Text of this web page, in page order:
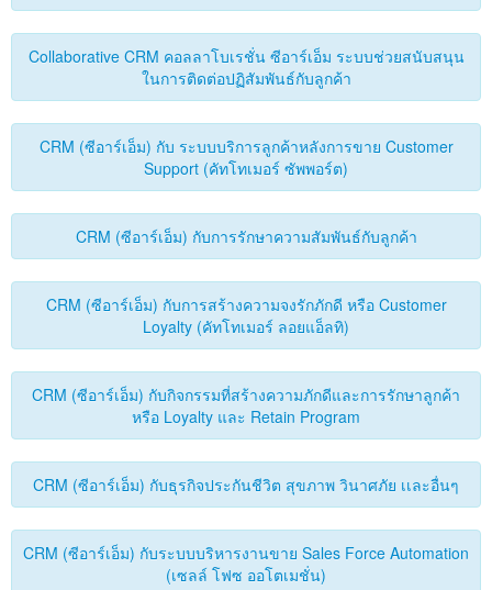
Collaborative CRM คอลลาโบเรชั่น ซีอาร์เอ็ม ระบบช่วยสนับสนุน
ในการติดต่อปฏิสัมพันธ์กับลูกค้า
CRM (ซีอาร์เอ็ม) กับ ระบบบริการลูกค้าหลังการขาย Customer
Support (คัทโทเมอร์ ซัพพอร์ต)
CRM (ซีอาร์เอ็ม) กับการรักษาความสัมพันธ์กับลูกค้า
CRM (ซีอาร์เอ็ม) กับการสร้างความจงรักภักดี หรือ Customer
Loyalty (คัทโทเมอร์ ลอยแอ็ลทิ)
CRM (ซีอาร์เอ็ม) กับกิจกรรมที่สร้างความภักดีและการรักษาลูกค้า
หรือ Loyalty และ Retain Program
CRM (ซีอาร์เอ็ม) กับธุรกิจประกันชีวิต สุขภาพ วินาศภัย เเละอื่นๆ
CRM (ซีอาร์เอ็ม) กับระบบบริหารงานขาย Sales Force Automation
(เซลล์ โฟซ ออโตเมชั่น)